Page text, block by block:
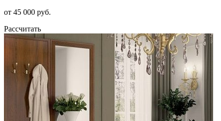
от 45 000 руб.
Рассчитать